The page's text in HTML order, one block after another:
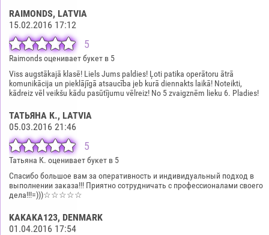
RAIMONDS, LATVIA
15.02.2016 17:12
5
Raimonds оценивает букет в 5
Viss augstākajā klasē! Liels Jums paldies! Ļoti patika operātoru ātrā
komunikācija un pieklājīgā atsaucība jeb kurā diennakts laikā! Noteikti,
kādreiz vēl veikšu kādu pasūtījumu vēlreiz! No 5 zvaigznēm lieku 6. Pladies!
ТАТЬЯНА К., LATVIA
05.03.2016 21:46
5
Татьяна К. оценивает букет в 5
Спасибо большое вам за оперативность и индивидуальный подход в
выполнении заказа!!! Приятно сотрудничать с профессионалами своего
дела!!!=)))☆☆☆☆☆
KAKAKA123, DENMARK
01.04.2016 17:54